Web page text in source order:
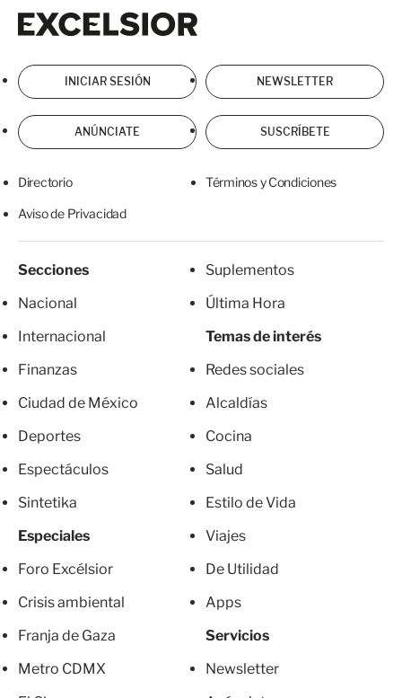
INICIAR SESIÓN NEWSLETTER
ANÚNCIATE SUSCRÍBETE
Directorio Términos y Condiciones
Aviso de Privacidad
Secciones
Nacional
Internacional
Finanzas
Ciudad de México
Deportes
Espectáculos
Sintetika
Especiales
Foro Excélsior
Crisis ambiental
Franja de Gaza
Metro CDMX
Suplementos
Última Hora
Temas de interés
Redes sociales
Alcaldías
Cocina
Salud
Estilo de Vida
Viajes
De Utilidad
Apps
Servicios
Newsletter